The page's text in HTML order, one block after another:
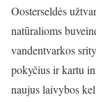
Oosterseldės
natūralioms
vandentvarkos
pokyčius ir kartu
naujus laivybos